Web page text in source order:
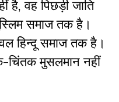
है, वह पिछड़ी जाति
समाज तक है।
हिन्दू समाज तक है।
चिंतक मुसलमान नहीं